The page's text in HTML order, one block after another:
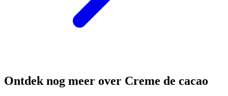
Ontdek nog meer over Creme de cacao